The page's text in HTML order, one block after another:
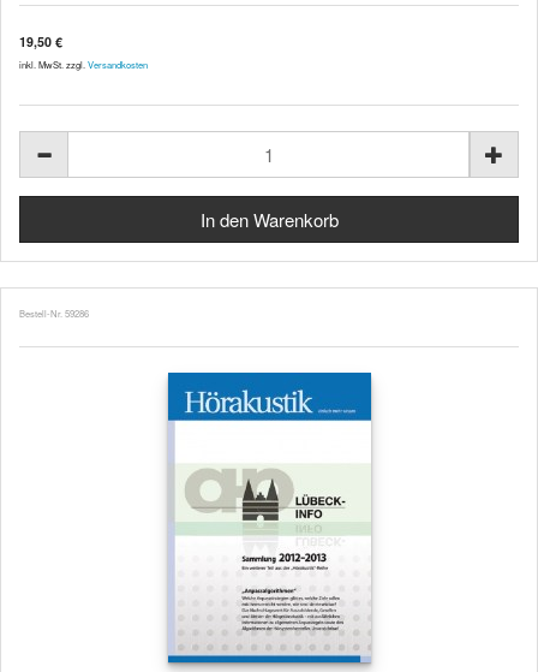
19,50 €
inkl. MwSt. zzgl. Versandkosten
Bestell-Nr. 59286